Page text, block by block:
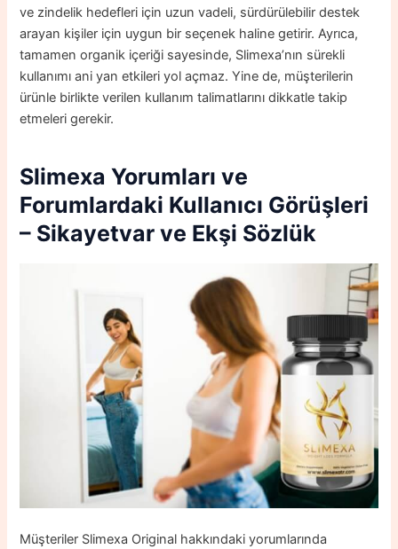
ve zindelik hedefleri için uzun vadeli, sürdürülebilir destek
arayan kişiler için uygun bir seçenek haline getirir. Ayrıca,
tamamen organik içeriği sayesinde, Slimexa’nın sürekli
kullanımı ani yan etkileri yol açmaz. Yine de, müşterilerin
ürünle birlikte verilen kullanım talimatlarını dikkatle takip
etmeleri gerekir.
SlimexaYorumları ve
Forumlardaki Kullanıcı Görüşleri
– Sikayetvar ve Ekşi Sözlük
Müşteriler Slimexa Original hakkındaki yorumlarında